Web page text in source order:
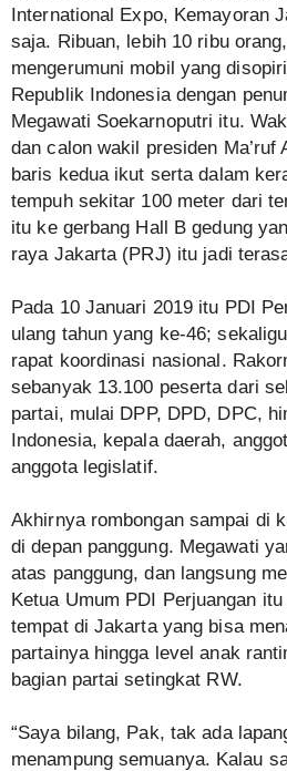
International Expo, Kemayoran
saja. Ribuan, lebih 10 ribu
mengerumuni mobil yang
Republik Indonesia dengan
Megawati Soekarnoputri itu.
dan calon wakil presiden Ma’ruf
baris kedua ikut serta dalam
tempuh sekitar 100 meter dari
itu ke gerbang Hall B gedung
raya Jakarta (PRJ) itu jadi
Pada 10 Januari 2019 itu PDI
ulang tahun yang ke-46;
rapat koordinasi nasional.
sebanyak 13.100 peserta dari
partai, mulai DPP, DPD, DPC,
Indonesia, kepala daerah,
anggota legislatif.
Akhirnya rombongan sampai di
di depan panggung. Megawati
atas panggung, dan langsung
Ketua Umum PDI Perjuangan
tempat di Jakarta yang bisa
partainya hingga level anak
bagian partai setingkat RW.
“Saya bilang, Pak, tak ada
menampung semuanya. Kalau